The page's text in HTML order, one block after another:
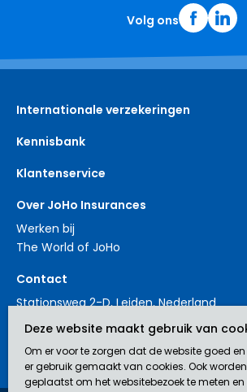
Volg ons
Internationale verzekeringen
Kennisbank
Klantenservice
Over JoHo Insurances
Werken bij
The World of JoHo
Contact
Stationsweg 2-D, Leiden, Nederland
+31 88 3214561
contact@johoinsurances.org
Deze website maakt gebruik van
Om er voor te zorgen dat de website goed
er gebruik gemaakt van cookies. Ook
geplaatst om het websitebezoek te meten